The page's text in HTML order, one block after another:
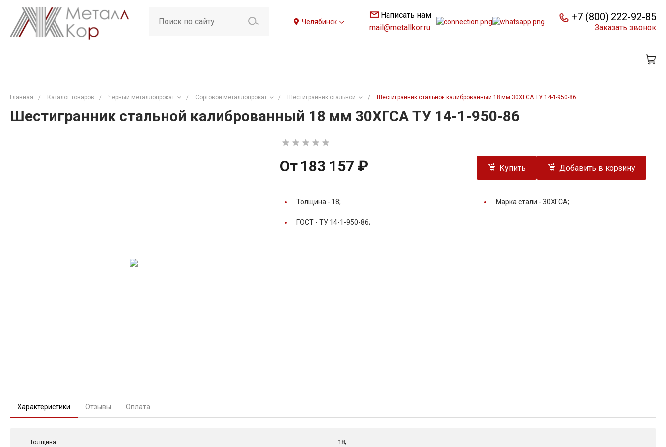
Челябинск
Написать нам
mail@metallkor.ru
+7 (800) 222-92-85
Заказать звонок
Главная / Каталог товаров / Черный металлопрокат / Сортовой металлопрокат / Шестигранник стальной / Шестигранник стальной калиброванный 18 мм 30ХГСА ТУ 14-1-950-86
Шестигранник стальной калиброванный 18 мм 30ХГСА ТУ 14-1-950-86
От 183 157 ₽ Купить Добавить в корзину
Толщина - 18; Марка стали - 30ХГСА;
ГОСТ - ТУ 14-1-950-86;
Характеристики Отзывы Оплата
Толщина 18;